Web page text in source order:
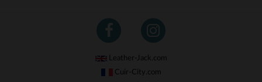
Leather-Jack.com
Cuir-City.com